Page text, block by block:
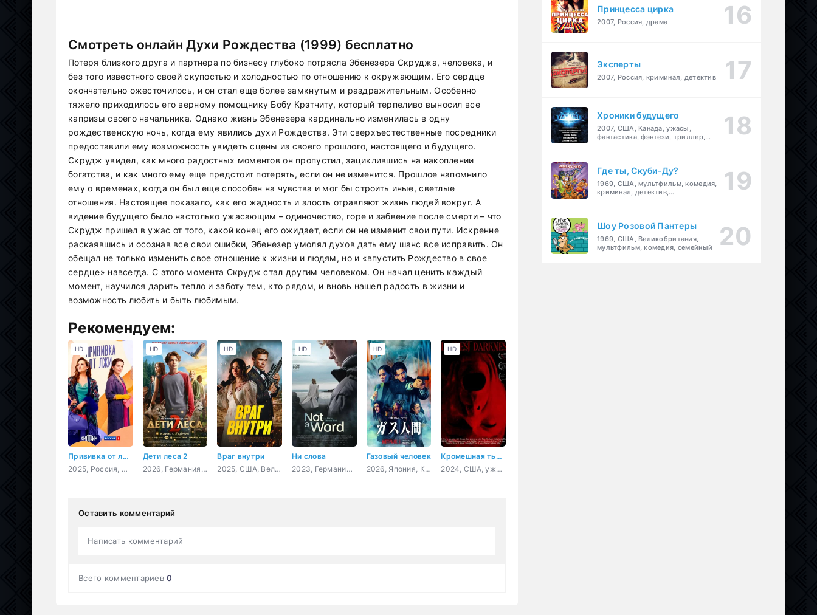
Смотреть онлайн Духи Рождества (1999) бесплатно
Потеря близкого друга и партнера по бизнесу глубоко потрясла Эбенезера Скруджа, человека, и
без того известного своей скупостью и холодностью по отношению к окружающим. Его сердце
окончательно ожесточилось, и он стал еще более замкнутым и раздражительным. Особенно
тяжело приходилось его верному помощнику Бобу Крэтчиту, который терпеливо выносил все
капризы своего начальника. Однако жизнь Эбенезера кардинально изменилась в одну
рождественскую ночь, когда ему явились духи Рождества. Эти сверхъестественные посредники
предоставили ему возможность увидеть сцены из своего прошлого, настоящего и будущего.
Скрудж увидел, как много радостных моментов он пропустил, зациклившись на накоплении
богатства, и как много ему еще предстоит потерять, если он не изменится. Прошлое напомнило
ему о временах, когда он был еще способен на чувства и мог бы строить иные, светлые
отношения. Настоящее показало, как его жадность и злость отравляют жизнь людей вокруг. А
видение будущего было настолько ужасающим – одиночество, горе и забвение после смерти – что
Скрудж пришел в ужас от того, какой конец его ожидает, если он не изменит свои пути. Искренне
раскаявшись и осознав все свои ошибки, Эбенезер умолял духов дать ему шанс все исправить. Он
обещал не только изменить свое отношение к жизни и людям, но и «впустить Рождество в свое
сердце» навсегда. С этого момента Скрудж стал другим человеком. Он начал ценить каждый
момент, научился дарить тепло и заботу тем, кто рядом, и вновь нашел радость в жизни и
возможность любить и быть любимым.
Рекомендуем:
Прививка от лжи
2025, Россия, мелодрама
HD
Дети леса 2
2026, Германия, фэнтези, семейный
HD
Враг внутри
2025, США, Великобритания, триллер
HD
Ни слова
2023, Германия, Словения, Франция, драма
HD
Газовый человек
2026, Япония, Корея Южная, детектив, триллер, фантастика
HD
Кромешная тьма
2024, США, ужасы, драма
HD
Оставить комментарий
Написать комментарий
Всего комментариев0
Принцесса цирка
2007, Россия, драма
Эксперты
2007, Россия, криминал, детектив
Хроники будущего
2007, США, Канада, ужасы,
фантастика, фэнтези, триллер,
Где ты, Скуби-Ду?
1969, США, мультфильм, комедия,
криминал, детектив,
Шоу Розовой Пантеры
1969, США, Великобритания,
мультфильм, комедия, семейный